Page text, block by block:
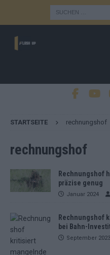
STARTSEITE rechnungshof
rechnungshof
Rechnungshof
präzise genug
Januar 2024
Rechnungshof
bei Bahn-
September 2023